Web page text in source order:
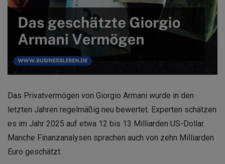
Das Privatvermögen von Giorgio Armani wurde in den
letzten Jahren regelmäßig neu bewertet. Experten schätzen
es im Jahr 2025 auf etwa 12 bis 13 Milliarden US-Dollar.
Manche Finanzanalysen sprachen auch von zehn Milliarden
Euro geschätzt.